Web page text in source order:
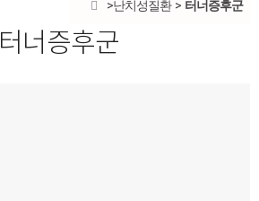
난치성질환 터너증후군
터너증후군